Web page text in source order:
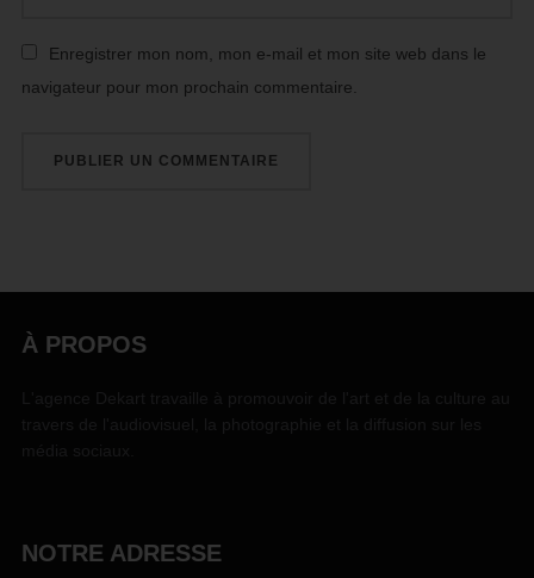
Enregistrer mon nom, mon e-mail et mon site web dans le
navigateur pour mon prochain commentaire.
À PROPOS
NOTRE ADRESSE